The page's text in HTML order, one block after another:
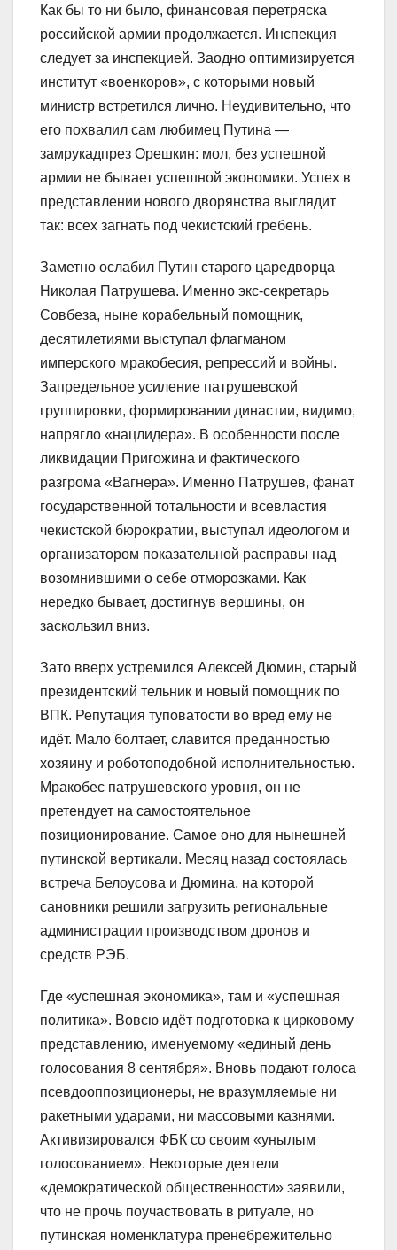
Как бы то ни было, финансовая перетряска
российской армии продолжается. Инспекция
следует за инспекцией. Заодно оптимизируется
институт «военкоров», с которыми новый
министр встретился лично. Неудивительно, что
его похвалил сам любимец Путина —
замрукадпрез Орешкин: мол, без успешной
армии не бывает успешной экономики. Успех в
представлении нового дворянства выглядит
так: всех загнать под чекистский гребень.
Заметно ослабил Путин старого царедворца
Николая Патрушева. Именно экс-секретарь
Совбеза, ныне корабельный помощник,
десятилетиями выступал флагманом
имперского мракобесия, репрессий и войны.
Запредельное усиление патрушевской
группировки, формировании династии, видимо,
напрягло «нацлидера». В особенности после
ликвидации Пригожина и фактического
разгрома «Вагнера». Именно Патрушев, фанат
государственной тотальности и всевластия
чекистской бюрократии, выступал идеологом и
организатором показательной расправы над
возомнившими о себе отморозками. Как
нередко бывает, достигнув вершины, он
заскользил вниз.
Зато вверх устремился Алексей Дюмин, старый
президентский тельник и новый помощник по
ВПК. Репутация туповатости во вред ему не
идёт. Мало болтает, славится преданностью
хозяину и роботоподобной исполнительностью.
Мракобес патрушевского уровня, он не
претендует на самостоятельное
позиционирование. Самое оно для нынешней
путинской вертикали. Месяц назад состоялась
встреча Белоусова и Дюмина, на которой
сановники решили загрузить региональные
администрации производством дронов и
средств РЭБ.
Где «успешная экономика», там и «успешная
политика». Вовсю идёт подготовка к цирковому
представлению, именуемому «единый день
голосования 8 сентября». Вновь подают голоса
псевдооппозиционеры, не вразумляемые ни
ракетными ударами, ни массовыми казнями.
Активизировался ФБК со своим «унылым
голосованием». Некоторые деятели
«демократической общественности» заявили,
что не прочь поучаствовать в ритуале, но
путинская номенклатура пренебрежительно